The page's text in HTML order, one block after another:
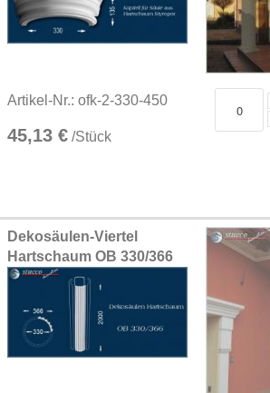
Artikel-Nr.: ofk-2-330-450
45,13 € /Stück
Dekosäulen-Viertel
Hartschaum OB 330/366